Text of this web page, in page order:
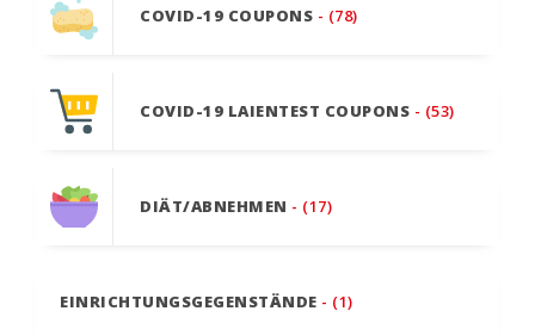
COVID-19 COUPONS - (78)
COVID-19 LAIENTEST COUPONS - (53)
DIÄT/ABNEHMEN - (17)
EINRICHTUNGSGEGENSTÄNDE - (1)